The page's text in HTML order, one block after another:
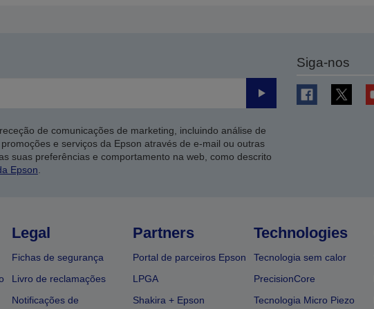
Enviar
de comunicações de marketing, incluindo análise de
e serviços da Epson através de e-mail ou outras
suas preferências e comportamento na web, como descrito
Epson.
Siga-nos
Legal
Fichas de segurança
Livro de reclamações
Notificações de
Partners
Portal de parceiros Epson
LPGA
Shakira + Epson
Technologies
Tecnologia sem calor
PrecisionCore
Tecnologia Micro Piezo